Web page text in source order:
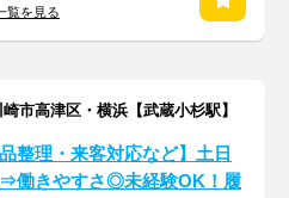
覧を見る
市高津区・横浜【武蔵小杉駅】
品整理・来客対応など】土日
働きやすさ◎未経験OK！履